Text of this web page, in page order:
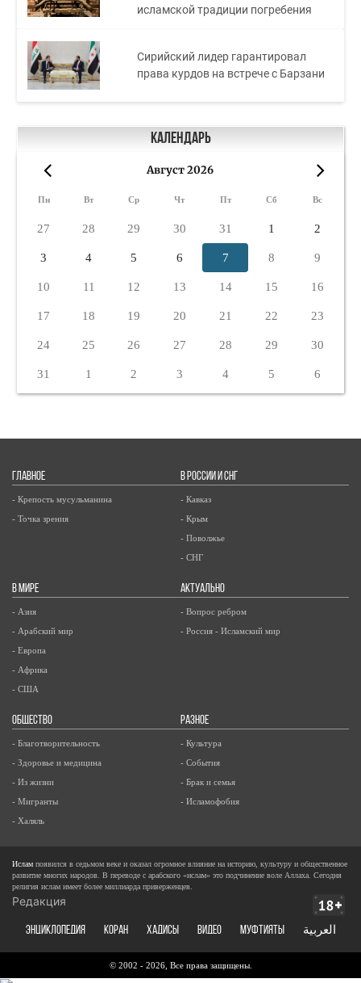
исламской традиции погребения
Сирийский лидер гарантировал
права курдов на встрече с Барзани
Календарь
Август 2026
Пн Вт Ср Чт Пт Сб Вс
27 28 29 30 31 1 2
3 4 5 6 7 8 9
10 11 12 13 14 15 16
17 18 19 20 21 22 23
24 25 26 27 28 29 30
31 1 2 3 4 5 6
ГЛАВНОЕ
- Крепость мусульманина
- Точка зрения
В РОССИИ И СНГ
- Кавказ
- Крым
- Поволжье
- СНГ
В МИРЕ
- Азия
- Арабский мир
- Европа
- Африка
- США
АКТУАЛЬНО
- Вопрос ребром
- Россия - Исламский мир
ОБЩЕСТВО
- Благотворительность
- Здоровье и медицина
- Из жизни
- Мигранты
- Халяль
РАЗНОЕ
- Культура
- События
- Брак и семья
- Исламофобия
Ислам появился в седьмом веке и оказал огромное влияние на историю, культуру и общественное
развитие многих народов. В переводе с арабского «ислам» это подчинение воле Аллаха. Сегодня
религия ислам имеет более миллиарда приверженцев.
Редакция
ЭНЦИКЛОПЕДИЯ КОРАН ХАДИСЫ ВИДЕО Муфтияты العربية
© 2002 - 2026, Все права защищены.